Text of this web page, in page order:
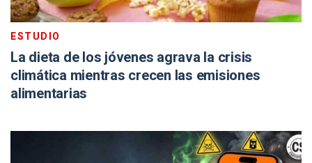
ESTUDIO
La dieta de los jóvenes agrava la crisis
climática mientras crecen las emisiones
alimentarias